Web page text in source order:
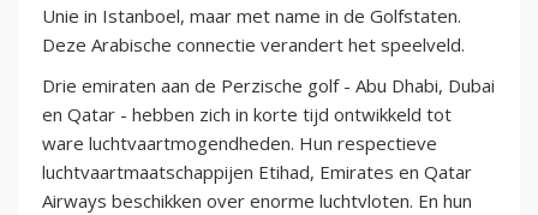
Unie in Istanboel, maar met name in de Golfstaten.
Deze Arabische connectie verandert het speelveld.
Drie emiraten aan de Perzische golf - Abu Dhabi, Dubai
en Qatar - hebben zich in korte tijd ontwikkeld tot
ware luchtvaartmogendheden. Hun respectieve
luchtvaartmaatschappijen Etihad, Emirates en Qatar
Airways beschikken over enorme luchtvloten. En hun